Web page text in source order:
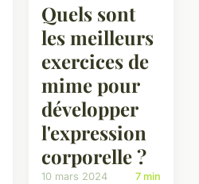
Quels sont
les meilleurs
exercices de
mime pour
développer
l'expression
corporelle ?
10 mars 2024 7 min